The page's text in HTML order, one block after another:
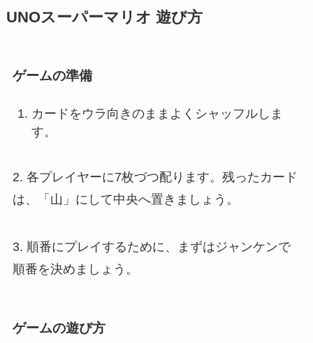
UNOスーパーマリオ 遊び方
ゲームの準備
カードをウラ向きのままよくシャッフルしま
す。
2. 各プレイヤーに7枚づつ配ります。残ったカード
は、「山」にして中央へ置きましょう。
3. 順番にプレイするために、まずはジャンケンで
順番を決めましょう。
ゲームの遊び方